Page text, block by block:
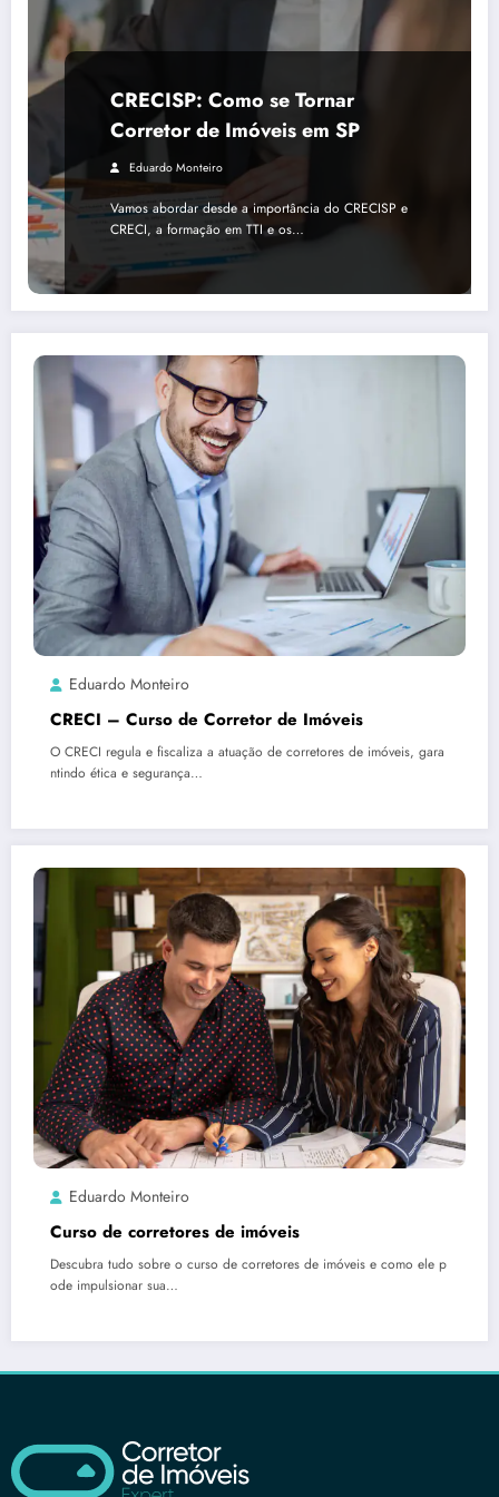
CRECISP: Como se Tornar
Corretor de Imóveis em SP
Eduardo Monteiro
Vamos abordar desde a importância do CRECISP e
CRECI, a formação em TTI e os…
Eduardo Monteiro
CRECI – Curso de Corretor de Imóveis
O CRECI regula e fiscaliza a atuação de corretores de imóveis, gara
ntindo ética e segurança…
Eduardo Monteiro
Curso de corretores de imóveis
Descubra tudo sobre o curso de corretores de imóveis e como ele p
ode impulsionar sua…